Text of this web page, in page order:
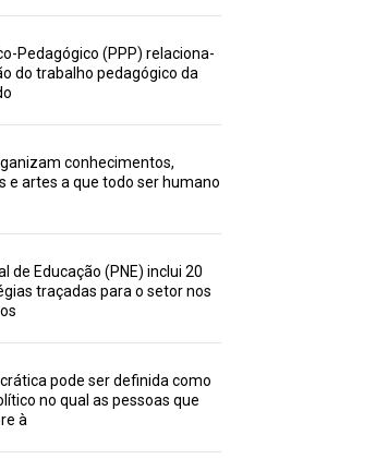
Pedagógico (PPP) relaciona-
do trabalho pedagógico da
conhecimentos,
e artes a que todo ser humano
de Educação (PNE) inclui 20
traçadas para o setor nos
pode ser definida como
no qual as pessoas que
à